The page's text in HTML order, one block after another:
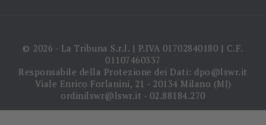
© 2026 - La Tribuna S.r.l. | P.IVA 01702840180 | C.F.
01107460337
Responsabile della Protezione dei Dati: dpo@lswr.it
Viale Enrico Forlanini, 21 - 20134 Milano (MI)
ordinilswr@lswr.it - 02.88184.270